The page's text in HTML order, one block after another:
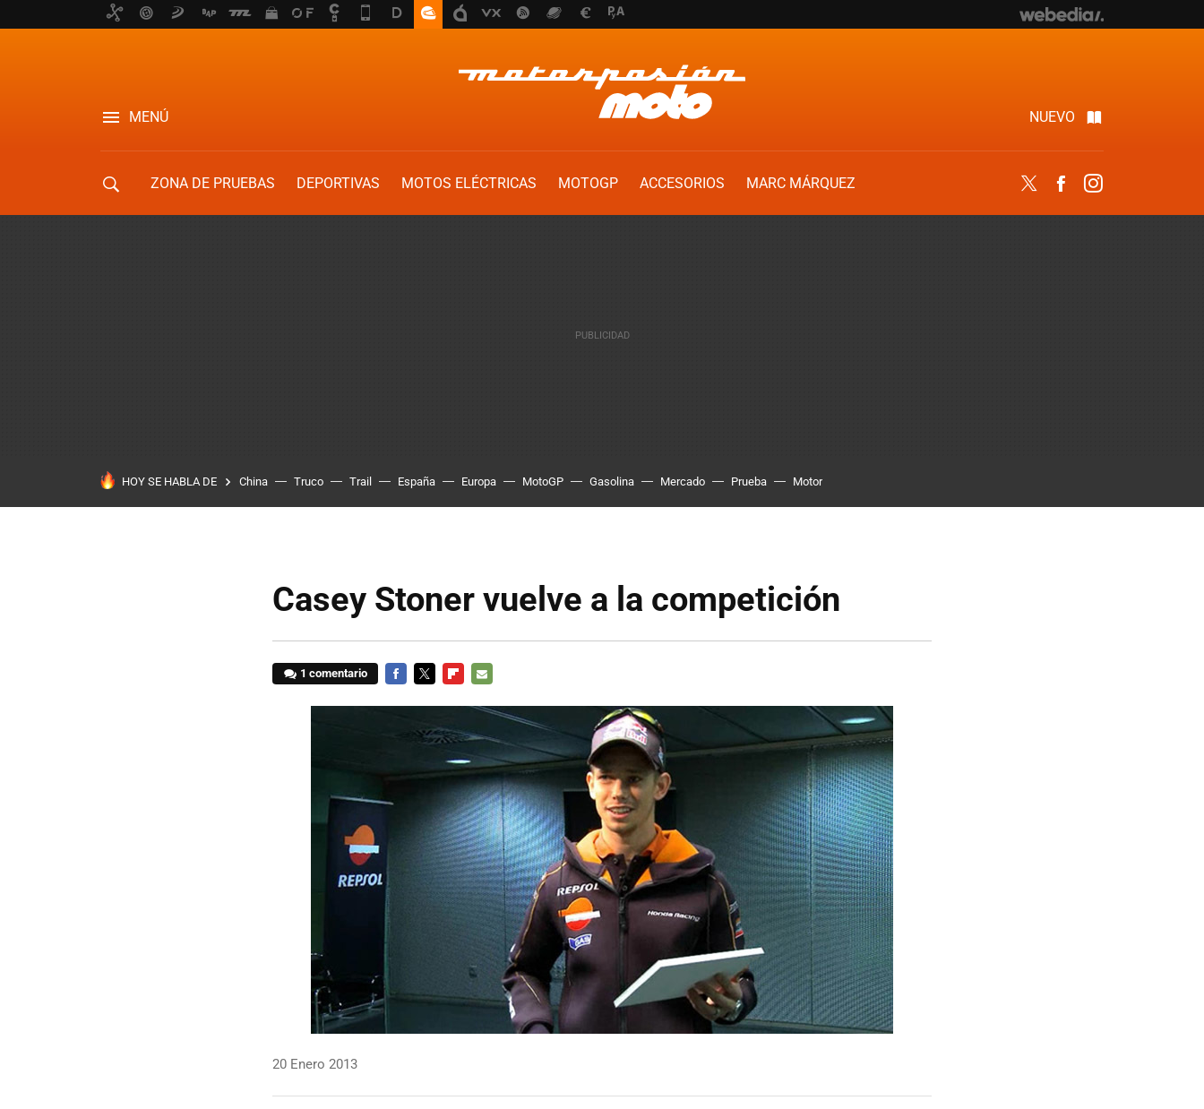
MENÚ NUEVO
ZONA DE PRUEBAS DEPORTIVAS MOTOS ELÉCTRICAS MOTOGP ACCESORIOS
MARC MÁRQUEZ
Twitter Facebook
HOY SE HABLA DE China Truco Trail España Europa MotoGP Gasolina Mercado Prueba Motor
Casey Stoner vuelve a la competición
1 comentario
MAIL
20 Enero 2013